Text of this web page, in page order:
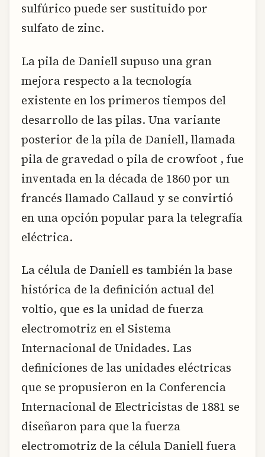
sulfúrico puede ser sustituido por
sulfato de zinc.
La pila de Daniell supuso una gran
mejora respecto a la tecnología
existente en los primeros tiempos del
desarrollo de las pilas. Una variante
posterior de la pila de Daniell, llamada
pila de gravedad o pila de crowfoot , fue
inventada en la década de 1860 por un
francés llamado Callaud y se convirtió
en una opción popular para la telegrafía
eléctrica.
La célula de Daniell es también la base
histórica de la definición actual del
voltio, que es la unidad de fuerza
electromotriz en el Sistema
Internacional de Unidades. Las
definiciones de las unidades eléctricas
que se propusieron en la Conferencia
Internacional de Electricistas de 1881 se
diseñaron para que la fuerza
electromotriz de la célula Daniell fuera